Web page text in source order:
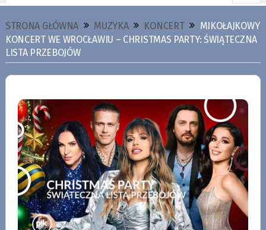
STRONA GŁÓWNA MUZYKA KONCERT
MIKOŁAJKOWY
KONCERT WE WROCŁAWIU – CHRISTMAS PARTY: ŚWIĄTECZNA
LISTA PRZEBOJÓW